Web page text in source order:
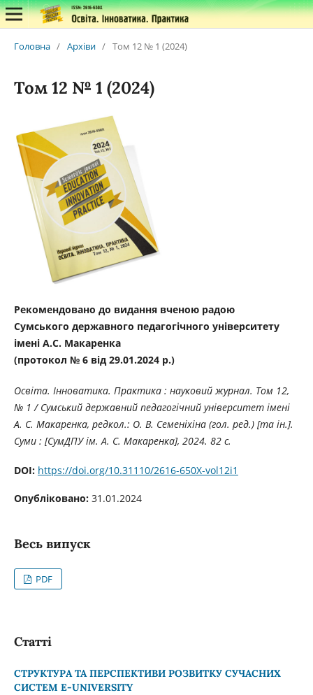
Головна / Архіви / Том 12 № 1 (2024)
Том 12 № 1 (2024)
Рекомендовано до видання вченою радою
Сумського державного педагогічного університету
імені А.С. Макаренка
(протокол № 6 від 29.01.2024 р.)
Освіта. Інноватика. Практика : науковий журнал. Том 12,
№ 1 / Сумський державний педагогічний університет імені
А. С. Макаренка, редкол.: О. В. Семеніхіна (гол. ред.) [та ін.].
Суми : [СумДПУ ім. А. С. Макаренка], 2024. 82 с.
DOI: https://doi.org/10.31110/2616-650X-vol12i1
Опубліковано: 31.01.2024
Весь випуск
PDF
Статті
СТРУКТУРА ТА ПЕРСПЕКТИВИ РОЗВИТКУ СУЧАСНИХ
СИСТЕМ E-UNIVERSITY